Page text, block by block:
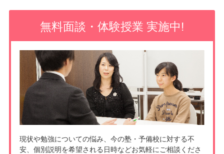
無料面談・体験授業 実施中!
現状や勉強についての悩み、今の塾・予備校に対する不
安、個別説明を希望される日時などお気軽にご相談くださ